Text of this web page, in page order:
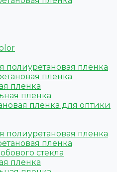
полиуретановая пленка
пленка
пленка
пленка
пленка для оптики
полиуретановая пленка
пленка
стекла
пленка